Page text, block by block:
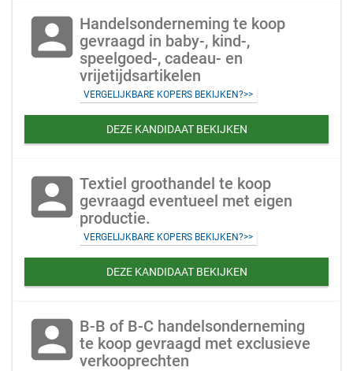
account_box Handelsonderneming te koop
gevraagd in baby-, kind-,
speelgoed-, cadeau- en
vrijetijdsartikelen
VERGELIJKBARE KOPERS BEKIJKEN?>>
DEZE KANDIDAAT BEKIJKEN
account_box Textiel groothandel te koop
gevraagd eventueel met eigen
productie.
VERGELIJKBARE KOPERS BEKIJKEN?>>
DEZE KANDIDAAT BEKIJKEN
account_box B-B of B-C handelsonderneming
te koop gevraagd met exclusieve
verkooprechten